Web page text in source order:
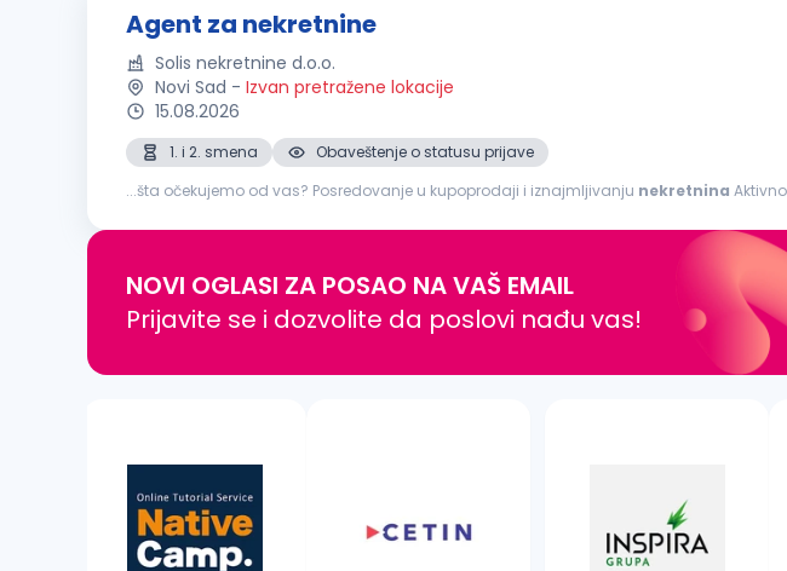
Agent za nekretnine
Solis nekretnine d.o.o.
Novi Sad - Izvan pretražene lokacije
15.08.2026
1. i 2. smena
Obaveštenje o statusu prijave
...šta očekujemo od vas? Posredovanje u kupoprodaji i iznajmljivanju nekretnina
NOVI OGLASI ZA POSAO NA VAŠ EMAIL
Prijavite se i dozvolite da poslovi nađu vas!